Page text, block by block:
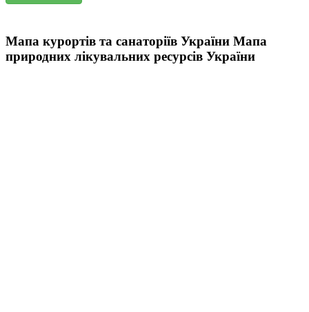
Мапа курортів та санаторіїв України Мапа
природних лікувальних ресурсів України